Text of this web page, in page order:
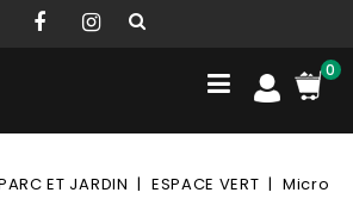
0
ET JARDIN ESPACE VERT
Micro